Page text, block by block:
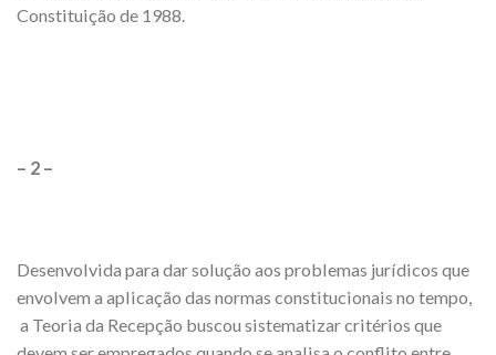
Constituição de 1988.
– 2 –
Desenvolvida para dar solução aos problemas jurídicos que
envolvem a aplicação das normas constitucionais no tempo,
a Teoria da Recepção buscou sistematizar critérios que